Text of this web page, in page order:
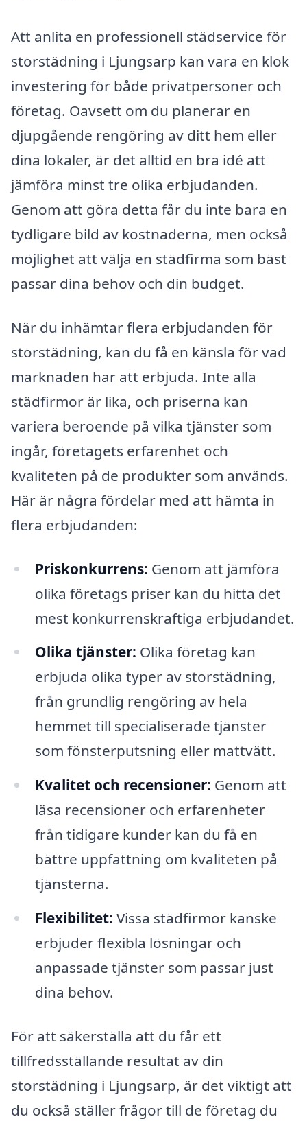
Att anlita en professionell städservice för
storstädning i Ljungsarp kan vara en klok
investering för både privatpersoner och
företag. Oavsett om du planerar en
djupgående rengöring av ditt hem eller
dina lokaler, är det alltid en bra idé att
jämföra minst tre olika erbjudanden.
Genom att göra detta får du inte bara en
tydligare bild av kostnaderna, men också
möjlighet att välja en städfirma som bäst
passar dina behov och din budget.
När du inhämtar flera erbjudanden för
storstädning, kan du få en känsla för vad
marknaden har att erbjuda. Inte alla
städfirmor är lika, och priserna kan
variera beroende på vilka tjänster som
ingår, företagets erfarenhet och
kvaliteten på de produkter som används.
Här är några fördelar med att hämta in
flera erbjudanden:
Priskonkurrens: Genom att jämföra
olika företags priser kan du hitta det
mest konkurrenskraftiga erbjudandet.
Olika tjänster: Olika företag kan
erbjuda olika typer av storstädning,
från grundlig rengöring av hela
hemmet till specialiserade tjänster
som fönsterputsning eller mattvätt.
Kvalitet och recensioner: Genom att
läsa recensioner och erfarenheter
från tidigare kunder kan du få en
bättre uppfattning om kvaliteten på
tjänsterna.
Flexibilitet: Vissa städfirmor kanske
erbjuder flexibla lösningar och
anpassade tjänster som passar just
dina behov.
För att säkerställa att du får ett
tillfredsställande resultat av din
storstädning i Ljungsarp, är det viktigt att
du också ställer frågor till de företag du